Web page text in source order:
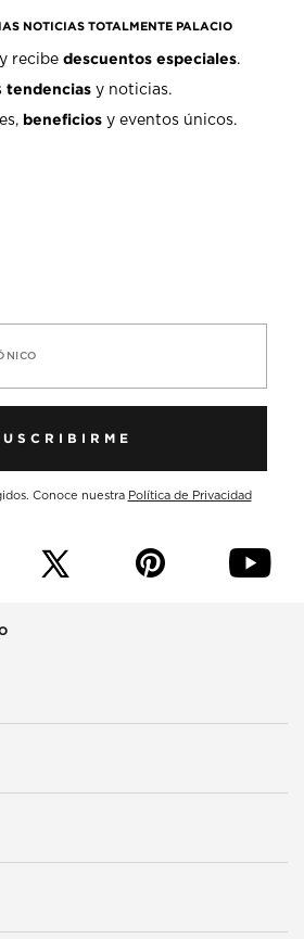
NOTICIAS TOTALMENTE PALACIO
recibedescuentos especiales.
tendencias y noticias.
beneficios y eventos únicos.
Conoce nuestra Política de Privacidad
p y